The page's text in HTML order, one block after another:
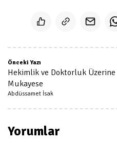
Önceki Yazı
Hekimlik ve Doktorluk Üzerine
Mukayese
Abdüssamet İsak
Yorumlar